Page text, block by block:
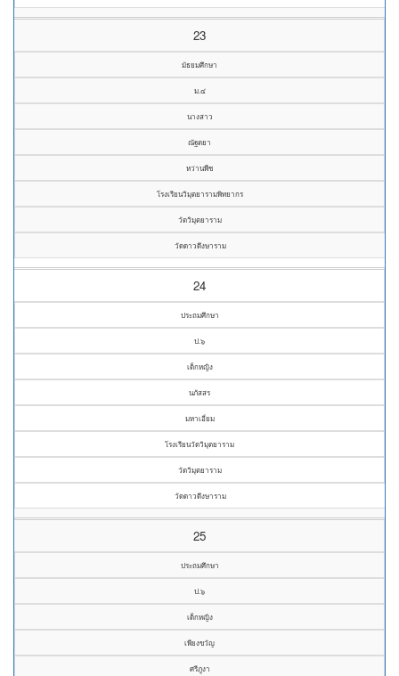
23
มัธยมศึกษา
ม.๔
นางสาว
ณัฐตยา
หว่านพืช
โรงเรียนวิมุตยารามพิทยากร
วัดวิมุตยาราม
วัดดาวดึงษาราม
24
ประถมศึกษา
ป.๖
เด็กหญิง
นภัสสร
มหาเอี่ยม
โรงเรียนวัดวิมุตยาราม
วัดวิมุตยาราม
วัดดาวดึงษาราม
25
ประถมศึกษา
ป.๖
เด็กหญิง
เพียงขวัญ
ศรีภูงา